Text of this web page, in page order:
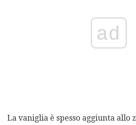
ad
La vaniglia è spesso aggiunta allo